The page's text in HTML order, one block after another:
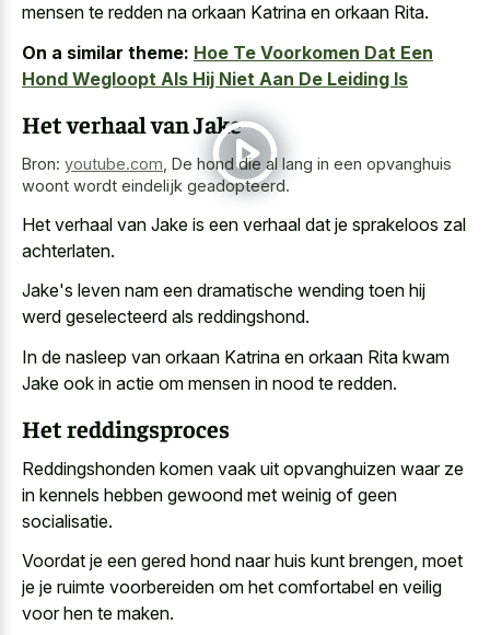
mensen te redden na orkaan Katrina en orkaan Rita.
On a similar theme: Hoe Te Voorkomen Dat Een
Hond Wegloopt Als Hij Niet Aan De Leiding Is
Het verhaal van Jake
Bron: youtube.com De hond die al lang in een opvanghuis
woont wordt eindelijk geadopteerd.
Het verhaal van Jake is een verhaal dat je sprakeloos zal
achterlaten.
Jake's leven nam een dramatische wending toen hij
werd geselecteerd als reddingshond.
In de nasleep van orkaan Katrina en orkaan Rita kwam
Jake ook in actie om mensen in nood te redden.
Het reddingsproces
Reddingshonden komen vaak uit opvanghuizen waar ze
in kennels hebben gewoond met weinig of geen
socialisatie.
Voordat je een gered hond naar huis kunt brengen, moet
je je ruimte voorbereiden om het comfortabel en veilig
voor hen te maken.